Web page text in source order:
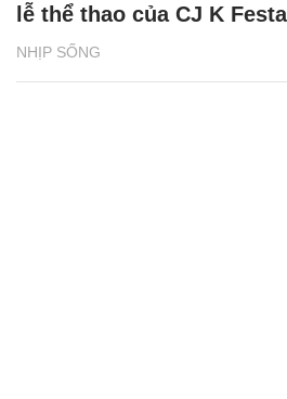
NHỊP SỐNG
lễ thể thao của CJ K